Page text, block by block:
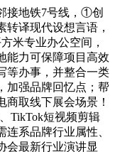
地铁7号线，①创
译现代设想言语，
米专业办公空间，
能力可保障项目高效
等办事，并整合一类
加强品牌回忆点；帮
取线下展会场景！
TikTok短视频剪辑
系品牌行业属性、
会最新行业演讲显